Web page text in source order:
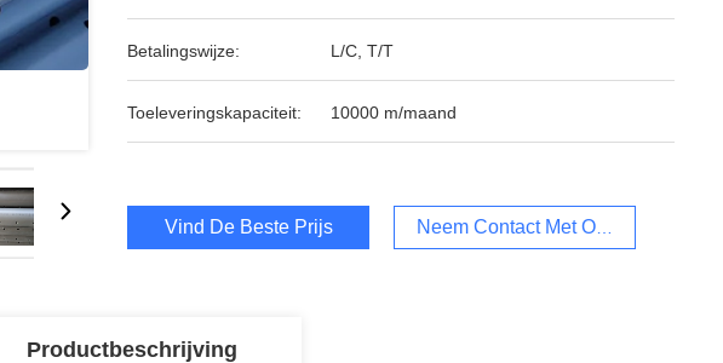
Betalingswijze: L/C, T/T
Toeleveringskapaciteit: 10000 m/maand
Vind De Beste Prijs Neem Contact Met Ons Op
Productbeschrijving